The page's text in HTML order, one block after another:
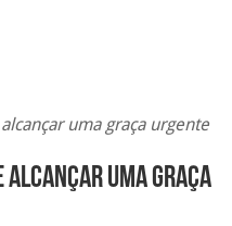
uma graça urgente
alcançar uma graça